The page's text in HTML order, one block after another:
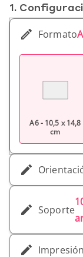
1.
Formato
A6 - 10,5 x 14,8
cm
Soporte
Impresión